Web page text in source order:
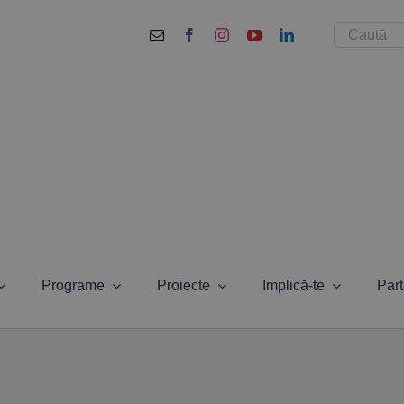
Cautare...
Programe Proiecte Implică-te